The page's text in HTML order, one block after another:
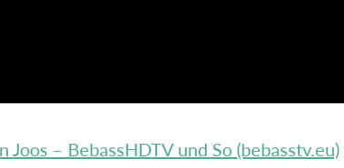
Joos – BebassHDTV und So (bebasstv.eu)